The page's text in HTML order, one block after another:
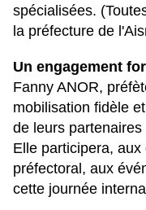
spécialisées.
la préfecture de
Un engagement
Fanny ANOR,
mobilisation fidèle
de leurs
Elle participera, aux
préfectoral, aux
cette journée